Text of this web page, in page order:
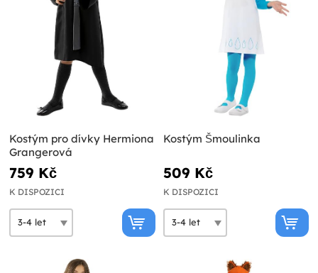
Kostým pro dívky Hermiona
Grangerová
759 Kč
K DISPOZICI
Kostým Šmoulinka
509 Kč
K DISPOZICI